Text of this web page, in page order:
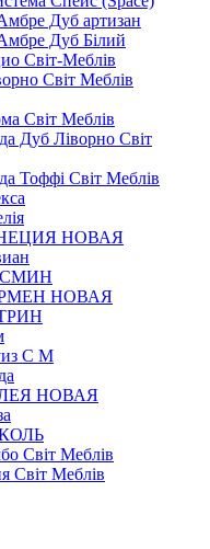
Дуб артизан
Дуб Білий
Світ-Меблів
Світ Меблів
Свiт Меблiв
Дуб Ліворно Світ
Тоффі Світ Меблів
НОВАЯ
НОВАЯ
С М
НОВАЯ
Світ Меблів
Світ Меблів